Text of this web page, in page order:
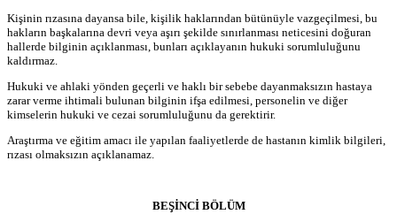
Kişinin rızasına dayansa bile, kişilik haklarından bütünüyle vazgeçilmesi, bu
hakların başkalarına devri veya aşırı şekilde sınırlanması neticesini doğuran
hallerde bilginin açıklanması, bunları açıklayanın hukuki sorumluluğunu
kaldırmaz.
Hukuki ve ahlaki yönden geçerli ve haklı bir sebebe dayanmaksızın hastaya
zarar verme ihtimali bulunan bilginin ifşa edilmesi, personelin ve diğer
kimselerin hukuki ve cezai sorumluluğunu da gerektirir.
Araştırma ve eğitim amacı ile yapılan faaliyetlerde de hastanın kimlik bilgileri,
rızası olmaksızın açıklanamaz.
BEŞİNCİ BÖLÜM